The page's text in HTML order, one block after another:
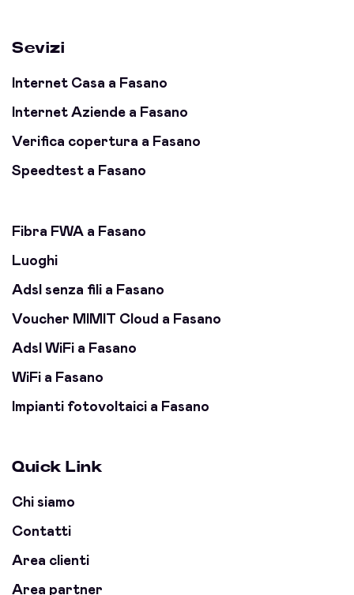
Sevizi
Internet Casa a Fasano
Internet Aziende a Fasano
Verifica copertura a Fasano
Speedtest a Fasano
Fibra FWA a Fasano
Luoghi
Adsl senza fili a Fasano
Voucher MIMIT Cloud a Fasano
Adsl WiFi a Fasano
WiFi a Fasano
Impianti fotovoltaici a Fasano
Quick Link
Chi siamo
Contatti
Area clienti
Area partner